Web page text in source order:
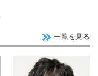
一覧を見る